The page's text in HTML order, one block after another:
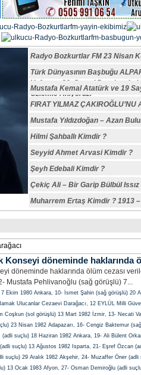
Radyo Bozkurtlar FM 23 Nisan
Türk Dünyasının Başbuğu
Vefatının 29. Sene-i
Özlemle Anıyoruz.
Mustafa Kemal Atatürk ve 19
FIRAT YILMAZ ÇAKIROĞLU’NU
Mustafa Yıldızdoğan – Azan
Hilmi Şahballı Kimdir ?
Seyyid Ahmet Arvasi Kimdir ?
Şeyh Edebali Kimdir ?
Çekiç Ali – Bir Garip Bülbül
Muharrem Ertaş Kimdir ? 1913
Konseyi döneminde haklarında
döneminde haklarında ölüm cezası
Mustafa Pehlivanoğlu (sağ görüşlü) 7...
Ekim 1980 Ankara, 10- İsmet Şahin (sağ görüşlü) 20
Ulucanlar Cezaevi Darağacı, 12 EYLÜL Milli
Coşkun (sol görüşlü) 13 Mart 1982 İzmir, 13- Necati
23 Nisan 1982 Adapazarı, 16- Cengiz Baktemur
(adli suçlu) 18 Haziran 1982 Ankara, 19- Ali Bülent
suçlu) 13 Ağustos 1982 Isparta, 21- Eşref Özcan
suçlu) 29 Aralık 1982 Akşehir, 24- Muzaffer Öner (adli
13 Ocak 1983 Afyon, 27- Osman Demiroğlu (adli